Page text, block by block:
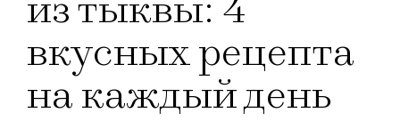
вкусных рецепта
на каждый день